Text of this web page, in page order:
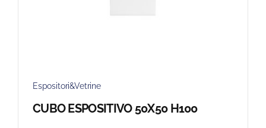
Espositori&Vetrine
CUBO ESPOSITIVO 50X50 H100